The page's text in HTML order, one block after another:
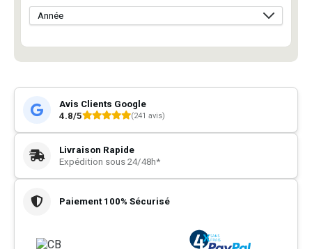
Avis Clients Google
4.8/5
(241 avis)
Livraison Rapide
Expédition sous 24/48h*
Paiement 100% Sécurisé